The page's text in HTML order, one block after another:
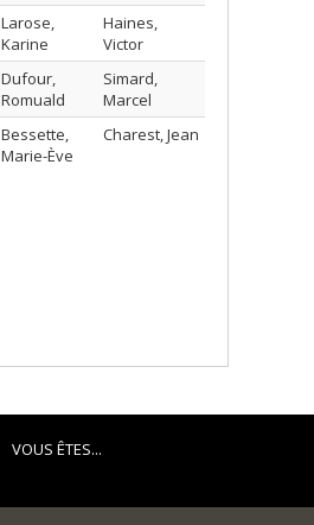
Larose,
Karine
Haines,
Victor
Dufour,
Romuald
Simard,
Marcel
Bessette,
Marie-Ève
Charest, Jean
VOUS ÊTES...